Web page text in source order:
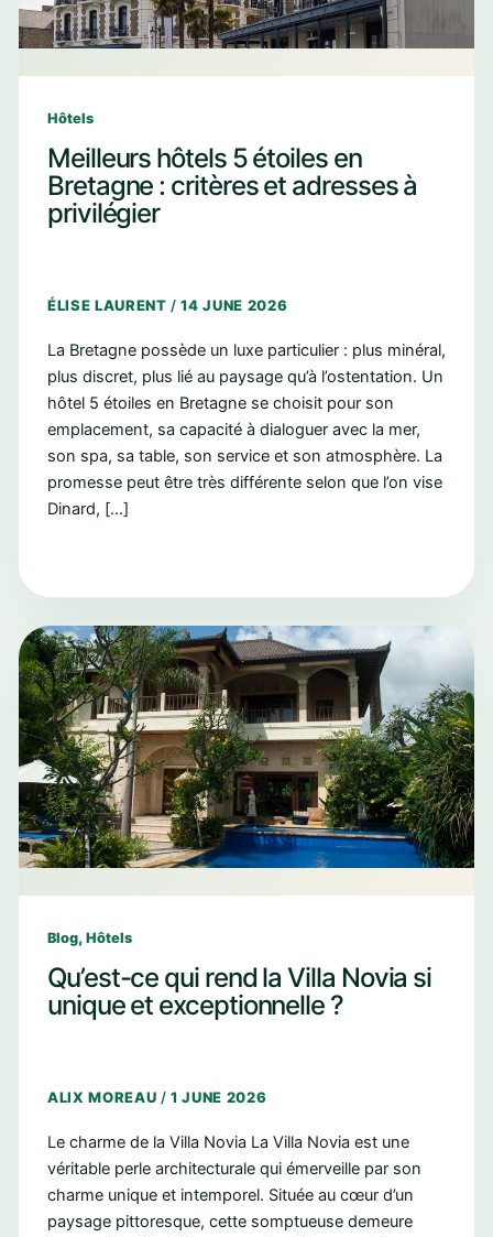
Hôtels
Meilleurs hôtels 5 étoiles en
Bretagne : critères et adresses à
privilégier
ÉLISE LAURENT /14 JUNE 2026
La Bretagne possède un luxe particulier : plus minéral,
plus discret, plus lié au paysage qu’à l’ostentation. Un
hôtel 5 étoiles en Bretagne se choisit pour son
emplacement, sa capacité à dialoguer avec la mer,
son spa, sa table, son service et son atmosphère. La
promesse peut être très différente selon que l’on vise
Dinard, […]
Blog, Hôtels
Qu’est-ce qui rend la Villa Novia si
unique et exceptionnelle ?
ALIX MOREAU /1 JUNE 2026
Le charme de la Villa Novia La Villa Novia est une
véritable perle architecturale qui émerveille par son
charme unique et intemporel. Située au cœur d’un
paysage pittoresque, cette somptueuse demeure